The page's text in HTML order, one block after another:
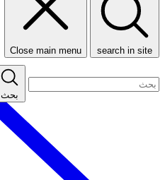
search in site
Close main menu
بحث